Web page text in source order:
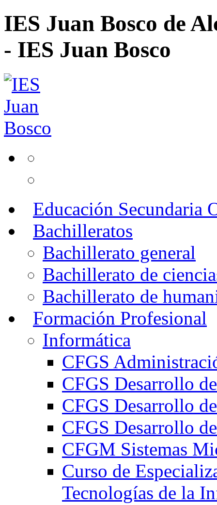
IES Juan Bosco de
- IES Juan Bosco
Educación Secundaria
Bachilleratos
Bachillerato general
Bachillerato de
Bachillerato de
Formación Profesional
Informática
CFGS
CFGS Desarrollo
CFGS Desarrollo
CFGS Desarrollo
CFGM Sistemas
Curso de
Tecnologías de la